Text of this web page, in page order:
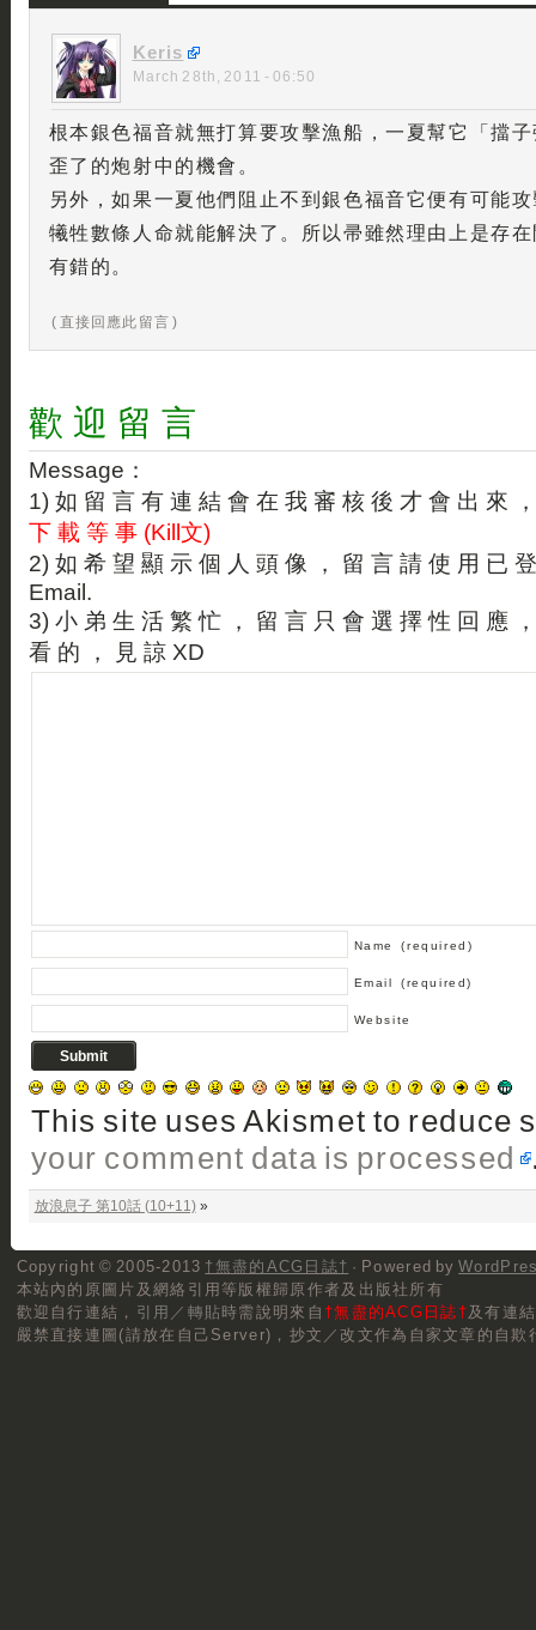
Keris
March 28th, 2011 - 06:50
根本銀色福音就無打算要攻擊漁船，一夏幫它「擋
歪了的炮射中的機會。
另外，如果一夏他們阻止不到銀色福音它便有可能
犧牲數條人命就能解決了。所以帚雖然理由上是存
有錯的。
( 直接回應此留言 )
歡 迎 留 言
Message：
1) 如 留 言 有 連 結 會 在 我 審 核 後 才 會 出 來
下 載 等 事 (Kill文)
2) 如 希 望 顯 示 個 人 頭 像 ， 留 言 請 使 用 已
Email.
3) 小 弟 生 活 繁 忙 ， 留 言 只 會 選 擇 性 回 應
看 的 ， 見 諒 XD
Name (required)
Email (required)
Website
This site uses Akismet to reduce
your comment data is processed
放浪息子 第10話 (10+11)»
Copyright © 2005-2013 †無盡的ACG日誌† · Powered by
本站內的原圖片及網絡引用等版權歸原作者及出版社所有
歡迎自行連結， 引用／轉貼時需說明來自 †無盡的ACG日誌†及有連
嚴禁直接連圖(請放在自己Server)，抄文／改文作為自家文章的自欺